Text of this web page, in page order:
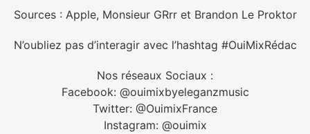
Sources : Apple, Monsieur GRrr et Brandon Le Proktor
N’oubliez pas d’interagir avec l’hashtag #OuiMixRédac
Nos réseaux Sociaux :
Facebook: @ouimixbyeleganzmusic
Twitter: @OuimixFrance
Instagram: @ouimix